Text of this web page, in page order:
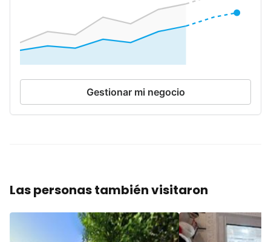
Gestionar mi negocio
Las personas también visitaron